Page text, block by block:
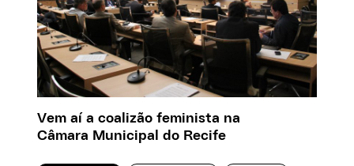
Vem aí a coalizão feminista na
Câmara Municipal do Recife